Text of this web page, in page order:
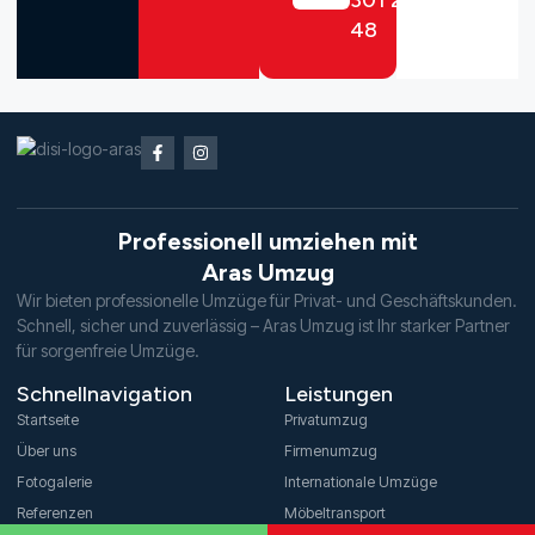
48
Professionell umziehen mit
Aras Umzug
Wir bieten professionelle Umzüge für Privat- und Geschäftskunden.
Schnell, sicher und zuverlässig – Aras Umzug ist Ihr starker Partner
für sorgenfreie Umzüge.
Schnellnavigation
Startseite
Über uns
Fotogalerie
Referenzen
Leistungen
Privatumzug
Firmenumzug
Internationale Umzüge
Möbeltransport